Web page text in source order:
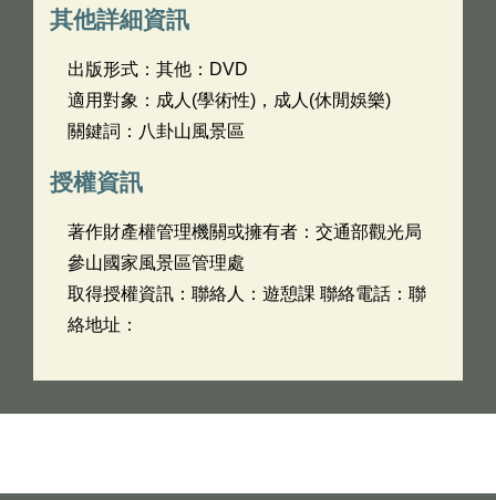
其他詳細資訊
出版形式：其他：DVD
適用對象：成人(學術性)，成人(休閒娛樂)
關鍵詞：八卦山風景區
授權資訊
著作財產權管理機關或擁有者：交通部觀光局
參山國家風景區管理處
取得授權資訊：聯絡人：遊憩課 聯絡電話：聯
絡地址：